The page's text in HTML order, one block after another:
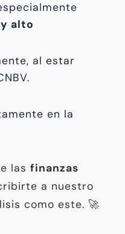
alto
al estar
en la
las finanzas
a nuestro
como este. 🚀